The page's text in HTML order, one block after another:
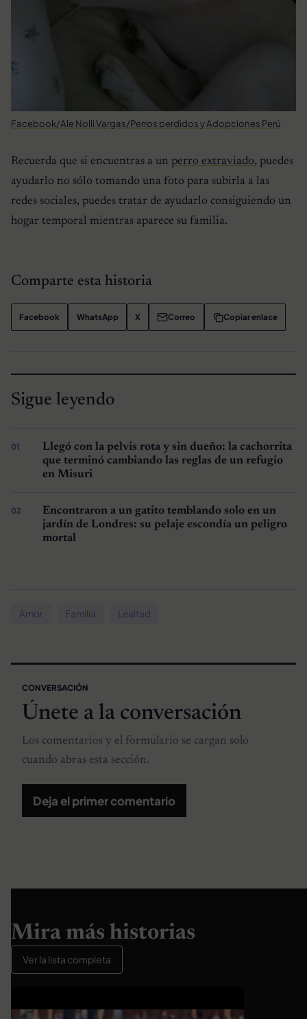
Facebook/Ale Nolli Vargas/Perros perdidos y Adopciones Perú
Recuerda que si encuentras a un perro extraviado, puedes
ayudarlo no sólo tomando una foto para subirla a las
redes sociales, puedes tratar de ayudarlo consiguiendo un
hogar temporal mientras aparece su familia.
Comparte esta historia
Facebook WhatsApp X Correo Copiar enlace
Sigue leyendo
Llegó con la pelvis rota y sin dueño: la cachorrita
que terminó cambiando las reglas de un refugio
en Misuri
Encontraron a un gatito temblando solo en un
jardín de Londres: su pelaje escondía un peligro
mortal
Amor Familia Lealtad
CONVERSACIÓN
Únete a la conversación
Los comentarios y el formulario se cargan solo
cuando abras esta sección.
Deja el primer comentario
Mira más historias
Ver la lista completa